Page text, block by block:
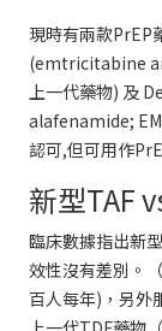
現時有兩款PrEP
(emtricitabine
上一代藥物) 及
alafenamide;
認可,但可用作
新型TAF
臨床數據指出新
效性沒有差別。
百人每年)，另外